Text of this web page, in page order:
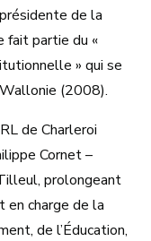
de la
fait partie du «
» qui se
(2008).
de Charleroi
Cornet –
prolongeant
charge de la
de l’Éducation,